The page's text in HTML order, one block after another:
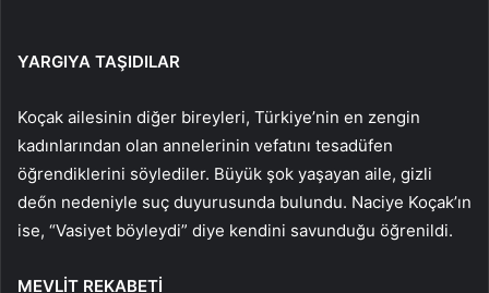
YARGIYA TAŞIDILAR
Koçak ailesinin diğer bireyleri, Türkiye’nin en zengin
kadınlarından olan annelerinin vefatını tesadüfen
öğrendiklerini söylediler. Büyük şok yaşayan aile, gizli
deőn nedeniyle suç duyurusunda bulundu. Naciye Koçak’ın
ise, “Vasiyet böyleydi” diye kendini savunduğu öğrenildi.
MEVLİT REKABETİ